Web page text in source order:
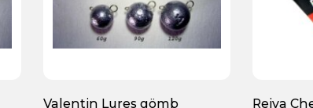
Valentin Lures gömb Reiva